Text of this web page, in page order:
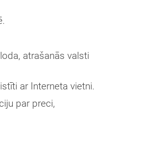
atrašanās valsti
ar Interneta vietni.
par preci,